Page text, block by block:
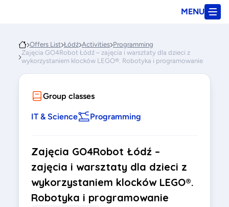
MENU
Offers List Łódź Activities Programming
Zajęcia GO4Robot Łódź – zajęcia i warsztaty dla dzieci z
wykorzystaniem klocków LEGO®. Robotyka i programowanie
Group classes
IT & Science Programming
Zajęcia GO4Robot Łódź –
zajęcia i warsztaty dla dzieci z
wykorzystaniem klocków LEGO®.
Robotyka i programowanie